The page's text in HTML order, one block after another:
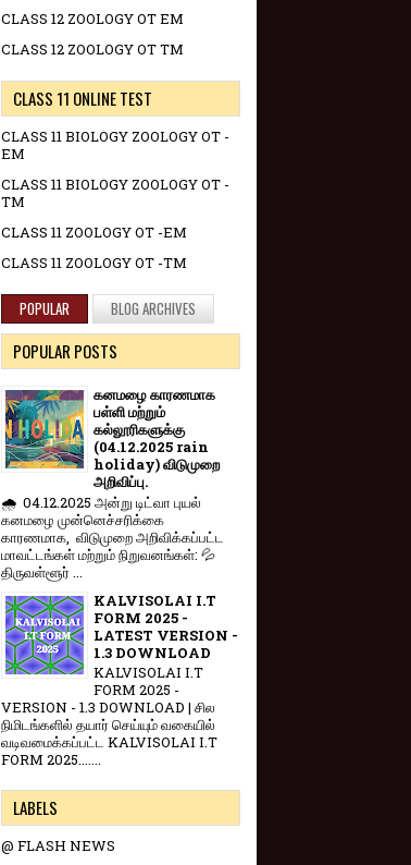
CLASS 12 ZOOLOGY OT EM
CLASS 12 ZOOLOGY OT TM
CLASS 11 ONLINE TEST
CLASS 11 BIOLOGY ZOOLOGY OT -
EM
CLASS 11 BIOLOGY ZOOLOGY OT -
TM
CLASS 11 ZOOLOGY OT -EM
CLASS 11 ZOOLOGY OT -TM
POPULAR BLOG ARCHIVES
POPULAR POSTS
கனமழை காரணமாக
பள்ளி மற்றும்
கல்லூரிகளுக்கு
(04.12.2025 rain
holiday) விடுமுறை
அறிவிப்பு.
🌧️ 04.12.2025 அன்று டிட்வா புயல்
கனமழை முன்னெச்சரிக்கை
காரணமாக, விடுமுறை அறிவிக்கப்பட்ட
மாவட்டங்கள் மற்றும் நிறுவனங்கள்: 💦
திருவள்ளூர் ...
KALVISOLAI I.T
FORM 2025 -
LATEST VERSION -
1.3 DOWNLOAD
KALVISOLAI I.T
FORM 2025 -
VERSION - 1.3 DOWNLOAD | சில
நிமிடங்களில் தயார் செய்யும் வகையில்
வடிவமைக்கப்பட்ட KALVISOLAI I.T
FORM 2025.......
LABELS
@ FLASH NEWS